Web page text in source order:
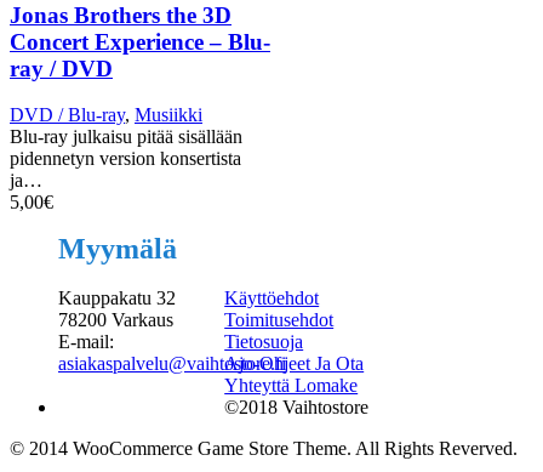
Jonas Brothers the 3D
Concert Experience – Blu-
ray / DVD
DVD / Blu-ray, Musiikki
Blu-ray julkaisu pitää sisällään
pidennetyn version konsertista
ja…
5,00€
Myymälä
Kauppakatu 32
78200 Varkaus
E-mail:
asiakaspalvelu@vaihtostore.fi
Käyttöehdot
Toimitusehdot
Tietosuoja
Ajo-Ohjeet Ja Ota
Yhteyttä Lomake
©2018 Vaihtostore
© 2014 WooCommerce Game Store Theme. All Rights Reverved.